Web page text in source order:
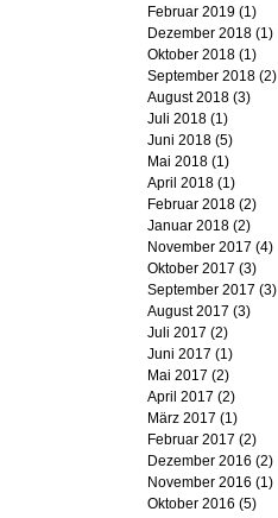
Februar 2019 (1)
Dezember 2018 (1)
Oktober 2018 (1)
September 2018 (2)
August 2018 (3)
Juli 2018 (1)
Juni 2018 (5)
Mai 2018 (1)
April 2018 (1)
Februar 2018 (2)
Januar 2018 (2)
November 2017 (4)
Oktober 2017 (3)
September 2017 (3)
August 2017 (3)
Juli 2017 (2)
Juni 2017 (1)
Mai 2017 (2)
April 2017 (2)
März 2017 (1)
Februar 2017 (2)
Dezember 2016 (2)
November 2016 (1)
Oktober 2016 (5)